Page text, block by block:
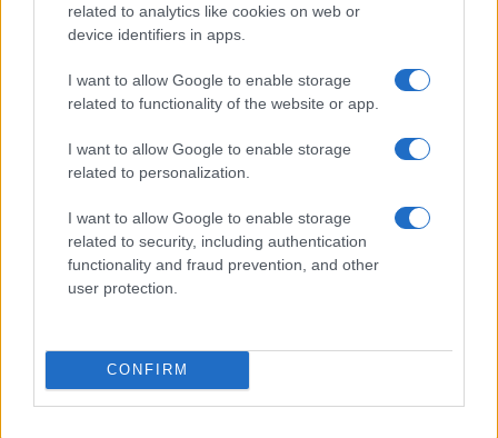
related to analytics like cookies on web or
device identifiers in apps.
I want to allow Google to enable storage
related to functionality of the website or app.
I want to allow Google to enable storage
related to personalization.
I want to allow Google to enable storage
related to security, including authentication
functionality and fraud prevention, and other
user protection.
CONFIRM
giovani per il meeting francescano